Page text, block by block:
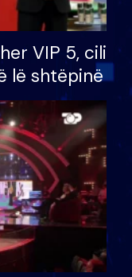
VIP 5, cili
lë shtëpinë